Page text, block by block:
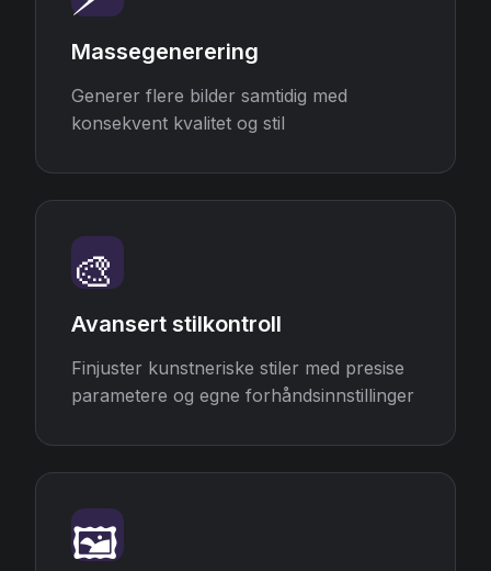
Massegenerering
Generer flere bilder samtidig med
konsekvent kvalitet og stil
🎨
Avansert stilkontroll
Finjuster kunstneriske stiler med presise
parametere og egne forhåndsinnstillinger
🖼️